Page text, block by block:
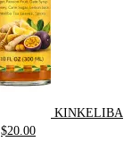
KINKELIBA
Original
$20.00Current